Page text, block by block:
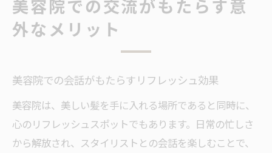
美容院での交流がもたらす意
外なメリット
美容院での会話がもたらすリフレッシュ効果
美容院は、美しい髪を手に入れる場所であると同時に、
心のリフレッシュスポットでもあります。日常の忙しさ
から解放され、スタイリストとの会話を楽しむことで、